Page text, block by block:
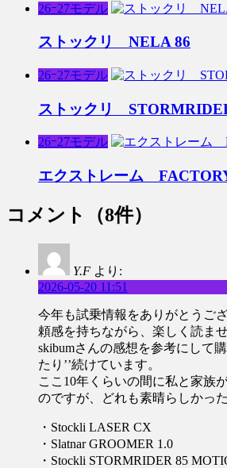
26ｰ27モデル
ストックリ NELA 86
26ｰ27モデル
ストックリ
26ｰ27モデル
エクストレーム
コメント （8件）
Y.F より:
2026-05-20 11:51
今年も試乗情報をありがとうご
頼感を持ちながら、楽しく読ま
skibumさんの感想を参考にして
たり’’続けています。
ここ10年くらいの間に私と家族
のですが、どれも素晴らしかった
・Stockli LASER CX
・Slatnar GROOMER 1.0
・Stockli STORMRIDER 85